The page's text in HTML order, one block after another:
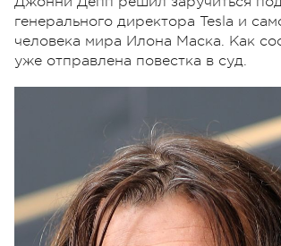
генерального директора Tesla и
человека мира Илона Маска. Как
уже отправлена повестка в суд.